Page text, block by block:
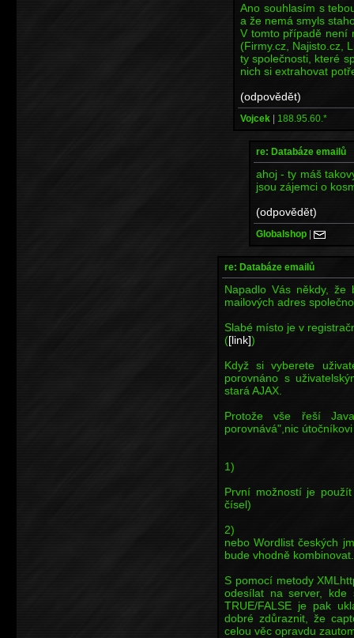
Ano souhlasím s
a že nemá smyls
V tomto případě není
(Firmy.cz, Najisto.cz,
ty společnosti, které
nich si extrahovat
(odpovědět)
Vojcek | 188.95.60.*
re: Databáze emailů
ahoj - ty máš
jsou zájemci o
(odpovědět)
Globalshop |
re: Databáze emailů
Napadlo Vás někdy,
mailových adres
Slabé místo je v
([link])
Když si vyberete
porovnáno s
stará AJAX.
Protože vše řeší
porovnává",nic
1)
První možností je
čísel)
2)
nebo Wordlist českých
bude vhodně
S pomocí metody
odesílat na server,
TRUE/FALSE je pak
dobré zdůraznit, že
celou věc opravdu